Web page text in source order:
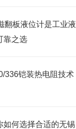
翻板液位计是工业液
靠之选
336铠装热电阻技术
如何选择合适的无锡